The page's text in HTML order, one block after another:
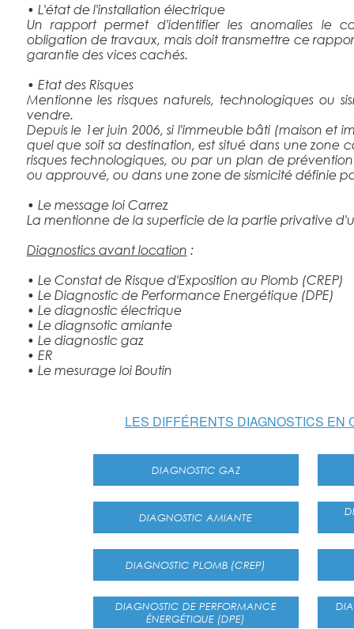
• L'état de l'installation électrique
Un rapport permet d'identifier les anomalies le
obligation de travaux, mais doit transmettre ce
garantie des vices cachés.
• Etat des Risques
Mentionne les risques naturels, technologiques ou
vendre.
Depuis le 1er juin 2006, si l'immeuble bâti (maison et
quel que soit sa destination, est situé dans une
risques technologiques, ou par un plan de prévention
ou approuvé, ou dans une zone de sismicité définie
• Le message loi Carrez
La mentionne de la superficie de la partie privative
Diagnostics avant location :
• Le Constat de Risque d'Exposition au Plomb (CREP)
• Le Diagnostic de Performance Energétique (DPE)
• Le diagnostic électrique
• Le diagnsotic amiante
• Le diagnostic gaz
• ER
• Le mesurage loi Boutin
LES DIFFÉRENTS DIAGNOSTICS EN
DIAGNOSTIC GAZ
DIAGNOSTIC AMIANTE
DIAGNOSTIC PLOMB (CREP)
DIAGNOSTIC DE PERFORMANCE
ÉNERGÉTIQUE (DPE)